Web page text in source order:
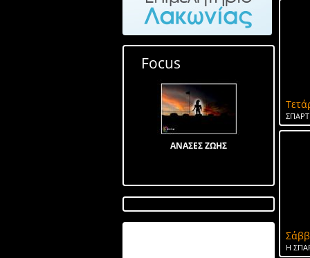
Focus
ΑΝΑΣΕΣ ΖΩΗΣ
Η